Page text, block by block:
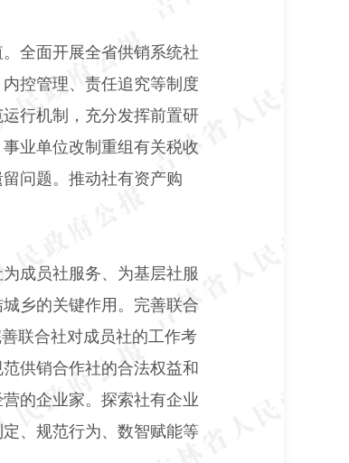
全面开展全省供销系统社
控管理、责任追究等制度
行机制，充分发挥前置研
业单位改制重组有关税收
问题。推动社有资产购
成员社服务、为基层社服
乡的关键作用。完善联合
联合社对成员社的工作考
供销合作社的合法权益和
的企业家。探索社有企业
、规范行为、数智赋能等